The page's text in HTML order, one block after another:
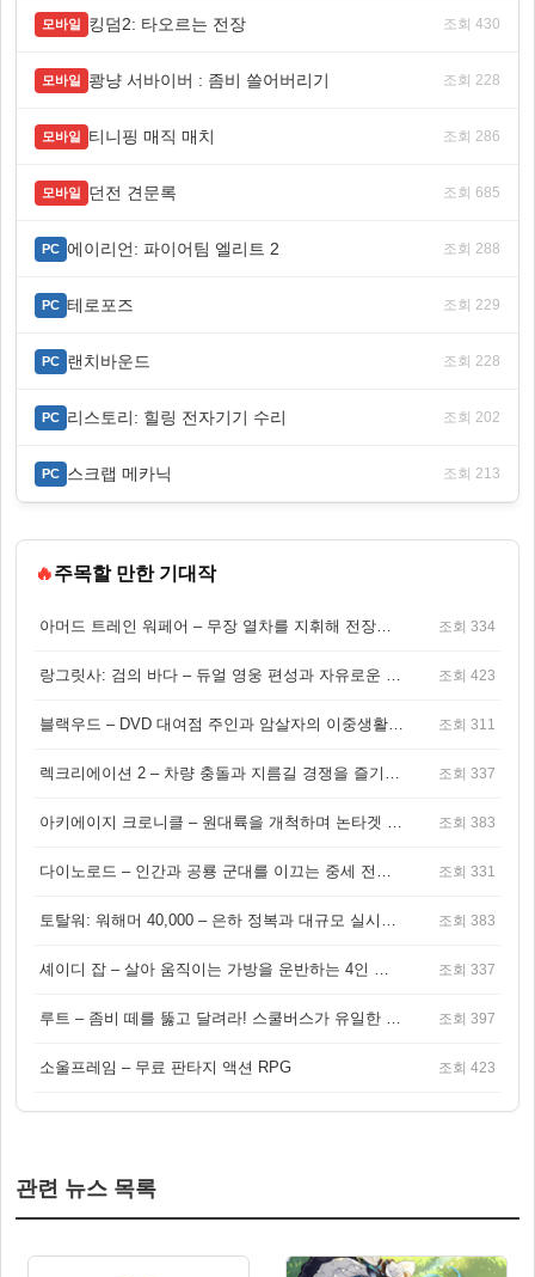
모바일 킹덤2: 타오르는 전장 조회 430
모바일 쾅냥 서바이버 : 좀비 쓸어버리기 조회 228
모바일 티니핑 매직 매치 조회 286
모바일 던전 견문록 조회 685
PC 에이리언: 파이어팀 엘리트 2 조회 288
PC 테로포즈 조회 229
PC 랜치바운드 조회 228
PC 리스토리: 힐링 전자기기 수리 조회 202
PC 스크랩 메카닉 조회 213
🔥주목할 만한 기대작
아머드 트레인 워페어 – 무장 열차를 지휘해 전장을 돌파하는 생존 전투 게임 조회 334
랑그릿사: 검의 바다 – 듀얼 영웅 편성과 자유로운 탐험을 결합한 판타지 전략 RPG 조회 423
블랙우드 – DVD 대여점 주인과 암살자의 이중생활을 그린 3인칭 액션 스릴러 게임 조회 311
렉크리에이션 2 – 차량 충돌과 지름길 경쟁을 즐기는 오픈월드 아케이드 레이싱 게임 조회 337
아키에이지 크로니클 – 원대륙을 개척하며 논타겟 전투를 즐기는 오픈월드 MMORPG 조회 383
다이노로드 – 인간과 공룡 군대를 이끄는 중세 전략 액션 RPG 조회 331
토탈워: 워해머 40,000 – 은하 정복과 대규모 실시간 전투가 결합된 전략 게임! 조회 383
셰이디 잡 – 살아 움직이는 가방을 운반하는 4인 협동 물리 어드벤처 게임 조회 337
루트 – 좀비 떼를 뚫고 달려라! 스쿨버스가 유일한 집이 되는 4인 협동 생존 게임 조회 397
소울프레임 – 무료 판타지 액션 RPG 조회 423
관련 뉴스 목록